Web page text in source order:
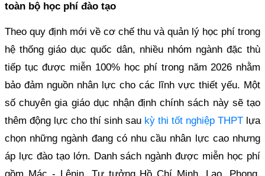
toàn bộ học phí đào tạo
Theo quy định mới về cơ chế thu và quản lý học phí trong
hệ thống giáo dục quốc dân, nhiều nhóm ngành đặc thù
tiếp tục được miễn 100% học phí trong năm 2026 nhằm
bảo đảm nguồn nhân lực cho các lĩnh vực thiết yếu. Một
số chuyên gia giáo dục nhận định chính sách này sẽ tạo
thêm động lực cho thí sinh sau kỳ thi tốt nghiệp THPT lựa
chọn những ngành đang có nhu cầu nhân lực cao nhưng
áp lực đào tạo lớn. Danh sách ngành được miễn học phí